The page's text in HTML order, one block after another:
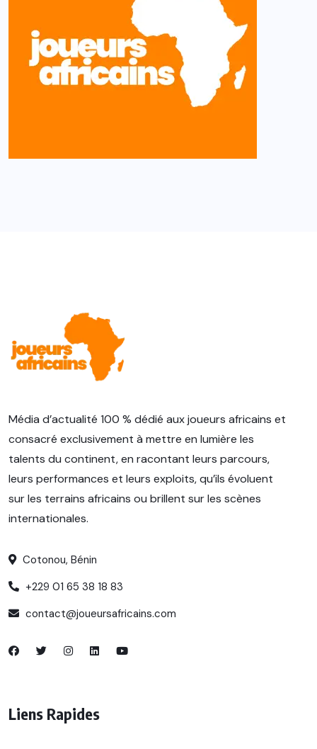
Média d’actualité 100 % dédié aux joueurs africains et
consacré exclusivement à mettre en lumière les
talents du continent, en racontant leurs parcours,
leurs performances et leurs exploits, qu’ils évoluent
sur les terrains africains ou brillent sur les scènes
internationales.
Cotonou, Bénin
+229 01 65 38 18 83
contact@joueursafricains.com
Liens Rapides